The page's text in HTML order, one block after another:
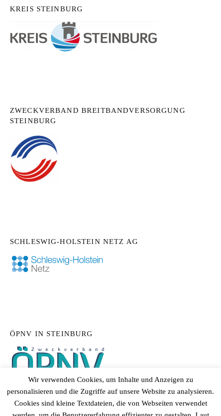
KREIS STEINBURG
ZWECKVERBAND BREITBANDVERSORGUNG
STEINBURG
SCHLESWIG-HOLSTEIN NETZ AG
ÖPNV IN STEINBURG
Wir verwenden Cookies, um Inhalte und Anzeigen zu
personalisieren und die Zugriffe auf unsere Website zu analysieren.
Cookies sind kleine Textdateien, die von Webseiten verwendet